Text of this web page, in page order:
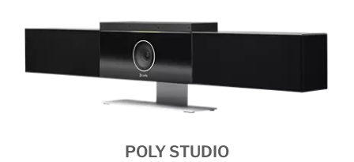
POLY STUDIO